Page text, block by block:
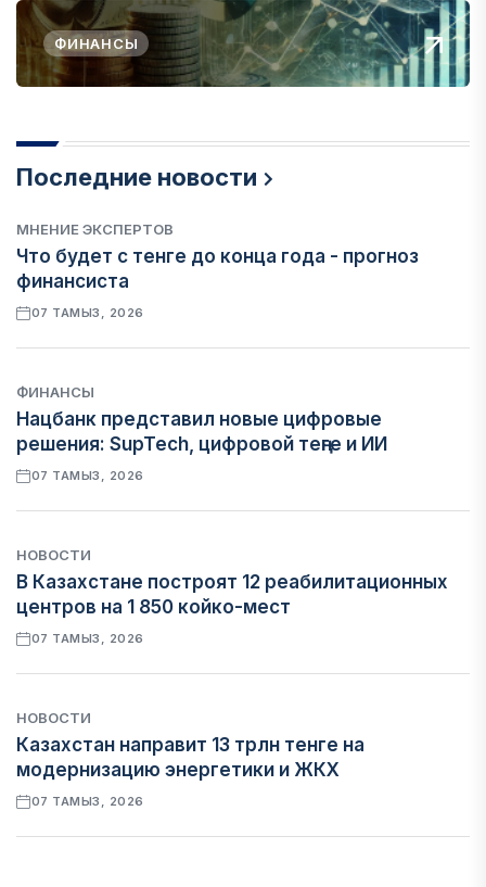
ФИНАНСЫ
Последние новости
МНЕНИЕ ЭКСПЕРТОВ
Что будет с тенге до конца года - прогноз
финансиста
07 ТАМЫЗ, 2026
ФИНАНСЫ
Нацбанк представил новые цифровые
решения: SupTech, цифровой теңге и ИИ
07 ТАМЫЗ, 2026
НОВОСТИ
В Казахстане построят 12 реабилитационных
центров на 1 850 койко-мест
07 ТАМЫЗ, 2026
НОВОСТИ
Казахстан направит 13 трлн тенге на
модернизацию энергетики и ЖКХ
07 ТАМЫЗ, 2026